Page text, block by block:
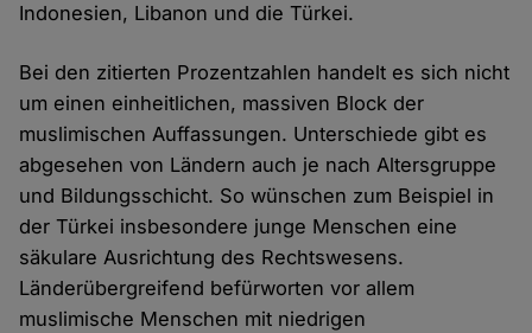
Indonesien, Libanon und die Türkei.
Bei den zitierten Prozentzahlen handelt es sich nicht
um einen einheitlichen, massiven Block der
muslimischen Auffassungen. Unterschiede gibt es
abgesehen von Ländern auch je nach Altersgruppe
und Bildungsschicht. So wünschen zum Beispiel in
der Türkei insbesondere junge Menschen eine
säkulare Ausrichtung des Rechtswesens.
Länderübergreifend befürworten vor allem
muslimische Menschen mit niedrigen